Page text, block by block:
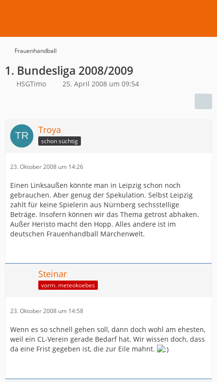
Frauenhandball
1. Bundesliga 2008/2009
HSGTimo 25. April 2008 um 09:54
Troya
schon süchtig
23. Oktober 2008 um 14:26
Einen Linksaußen könnte man in Leipzig schon noch
gebrauchen. Aber genug der Spekulation. Selbst Leipzig
zahlt für keine Spielerin aus Nürnberg sechsstellige
Beträge. Insofern können wir das Thema getrost abhaken.
Außer Heristo macht den Hopp. Alles andere ist im
deutschen Frauenhandball Märchenwelt.
Steinar
vorm. meteokoebes
23. Oktober 2008 um 14:58
Wenn es so schnell gehen soll, dann doch wohl am ehesten,
weil ein CL-Verein gerade Bedarf hat. Wir wissen doch, dass
da eine Frist gegeben ist, die zur Eile mahnt.